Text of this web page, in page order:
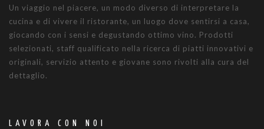
Un viaggio nel piacere, un modo diverso di interpretare la
cucina e di vivere il ristorante, un luogo dove sentirsi a casa,
giocando con i sensi e degustando ottimo vino. Prodotti
selezionati, staff qualificato nella ricerca di piatti innovativi e
originali, servizio attento e giovane sono rivolti alla cura del
dettaglio.
LAVORA CON NOI